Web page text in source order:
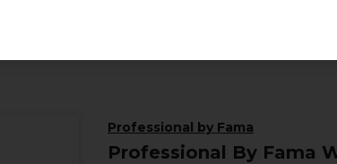
Professional by Fama
Professional By Fama